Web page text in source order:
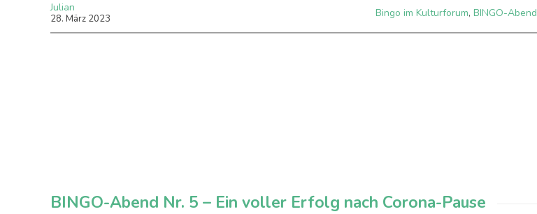
Julian
28. März 2023 Bingo im Kulturforum, BINGO-Abend
BINGO-Abend Nr. 5 – Ein voller Erfolg nach Corona-Pause